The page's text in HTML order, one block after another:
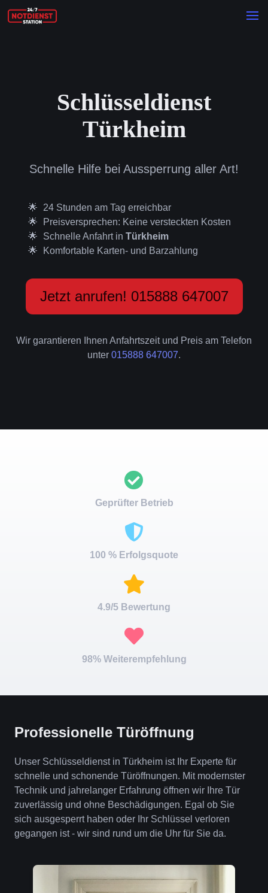
Schlüsseldienst
Türkheim
Schnelle Hilfe bei Aussperrung aller Art!
24 Stunden am Tag erreichbar
Preisversprechen: Keine versteckten Kosten
Schnelle Anfahrt in Türkheim
Komfortable Karten- und Barzahlung
Jetzt anrufen! 015888 647007
Wir garantieren Ihnen Anfahrtszeit und Preis am Telefon
unter 015888 647007.
Geprüfter Betrieb
100 % Erfolgsquote
4.9/5 Bewertung
98% Weiterempfehlung
Professionelle Türöffnung
Unser Schlüsseldienst in Türkheim ist Ihr Experte für
schnelle und schonende Türöffnungen. Mit modernster
Technik und jahrelanger Erfahrung öffnen wir Ihre Tür
zuverlässig und ohne Beschädigungen. Egal ob Sie
sich ausgesperrt haben oder Ihr Schlüssel verloren
gegangen ist - wir sind rund um die Uhr für Sie da.